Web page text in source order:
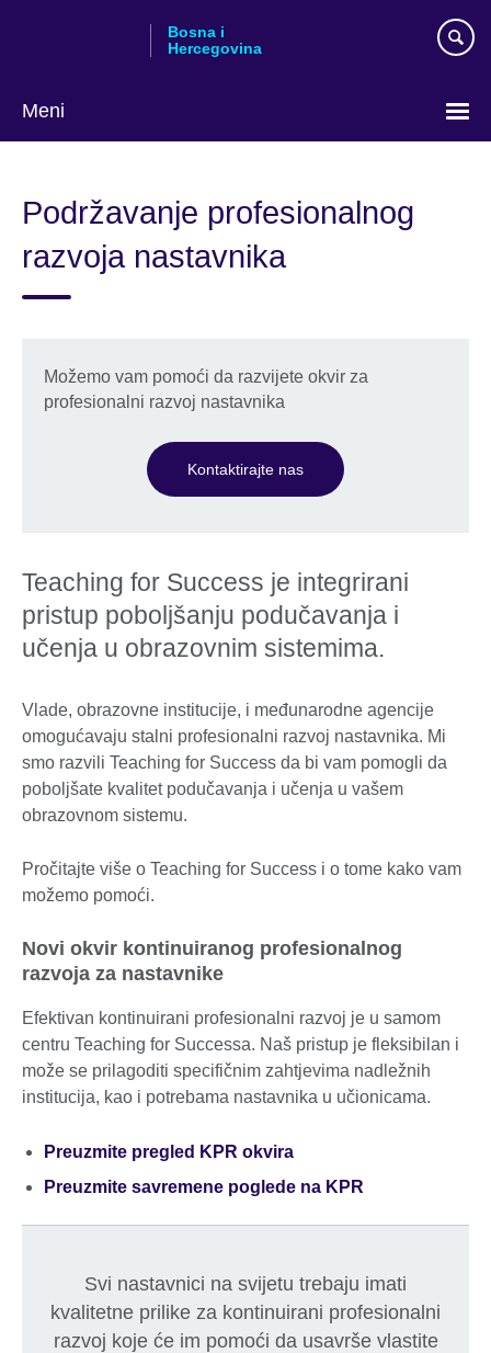
Bosna i
Hercegovina
Meni
language
Podržavanje profesionalnog
razvoja nastavnika
Možemo vam pomoći da razvijete okvir za
profesionalni razvoj nastavnika
Kontaktirajte nas
Teaching for Success je integrirani
pristup poboljšanju podučavanja i
učenja u obrazovnim sistemima.
Vlade, obrazovne institucije, i međunarodne agencije
omogućavaju stalni profesionalni razvoj nastavnika. Mi
smo razvili Teaching for Success da bi vam pomogli da
poboljšate kvalitet podučavanja i učenja u vašem
obrazovnom sistemu.
Pročitajte više o Teaching for Success i o tome kako vam
možemo pomoći.
Novi okvir kontinuiranog profesionalnog
razvoja za nastavnike
Efektivan kontinuirani profesionalni razvoj je u samom
centru Teaching for Successa. Naš pristup je fleksibilan i
može se prilagoditi specifičnim zahtjevima nadležnih
institucija, kao i potrebama nastavnika u učionicama.
Preuzmite pregled KPR okvira
Preuzmite savremene poglede na KPR
Svi nastavnici na svijetu trebaju imati
kvalitetne prilike za kontinuirani profesionalni
razvoj koje će im pomoći da usavrše vlastite